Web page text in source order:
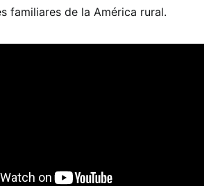
familiares de la América rural.